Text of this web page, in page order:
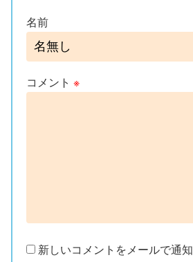
名前
コメント ※
新しいコメントをメールで通知